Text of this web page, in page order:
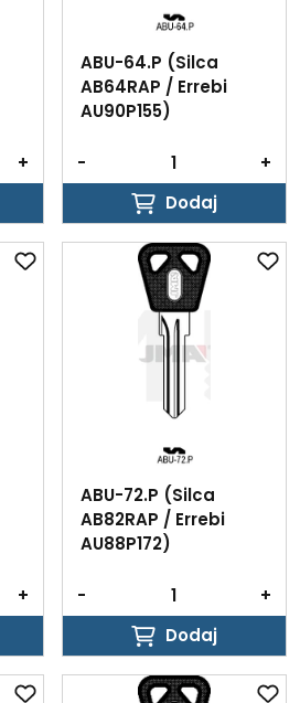
+
ABU-64.P (Silca
AB64RAP / Errebi
AU90P155)
-
+
Dodaj
Dodaj
+
ABU-72.P (Silca
AB82RAP / Errebi
AU88P172)
-
+
Dodaj
Dodaj